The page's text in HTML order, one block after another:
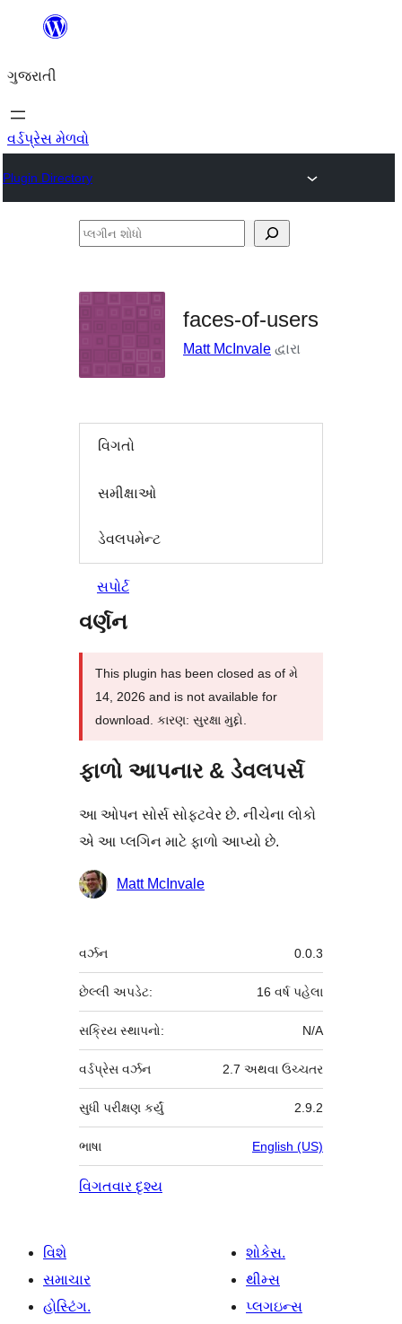
કંટેન્ટ(લખાણ)
જાઓ
ગુજરાતી
વર્ડપ્રેસ મેળવો
Plugin Directory
પ્લગીન
faces-of-users
Matt McInvale દ્વારા
વિગતો
સમીક્ષાઓ
ડેવલપમેન્ટ
સપોર્ટ
વર્ણન
This plugin has been closed as of મે
14, 2026 and is not available for
download. કારણ: સુરક્ષા મુદ્દો.
ફાળો આપનાર & ડેવલપર્સ
આ ઓપન સોર્સ સોફ્ટવેર છે. નીચેના લોકો
એ આ પ્લગિન માટે ફાળો આપ્યો છે.
ફાળો
Matt McInvale
મેટા
વર્ઝન 0.0.3
છેલ્લી અપડેટ: 16 વર્ષપહેલા
સક્રિય સ્થાપનો: N/A
વર્ડપ્રેસ વર્ઝન 2.7 અથવા ઉચ્ચતર
2.9.2
સુધી પરીક્ષણ કર્યું
ભાષા English (US)
વિગતવાર દૃશ્ય
વિશે
સમાચાર
હોસ્ટિંગ.
શોકેસ.
થીમ્સ
પ્લગઇન્સ